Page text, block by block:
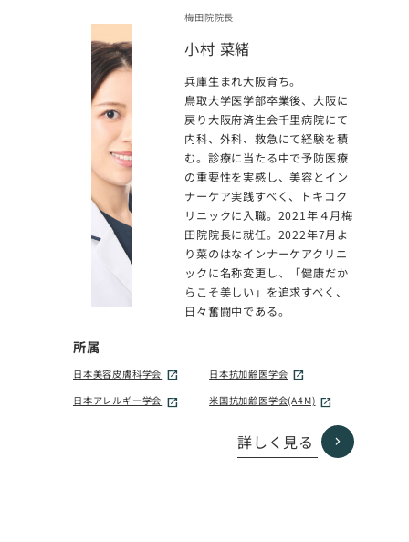
梅田院院長
小村 菜緒
兵庫生まれ大阪育ち。
鳥取大学医学部卒業後、大阪に
戻り大阪府済生会千里病院にて
内科、外科、救急にて経験を積
む。診療に当たる中で予防医療
の重要性を実感し、美容とイン
ナーケア実践すべく、トキコク
リニックに入職。2021年４月梅
田院院長に就任。2022年7月よ
り菜のはなインナーケアクリニ
ックに名称変更し、「健康だか
らこそ美しい」を追求すべく、
日々奮闘中である。
所属
日本美容皮膚科学会
日本抗加齢医学会
日本アレルギー学会
米国抗加齢医学会(A4M)
詳しく見る